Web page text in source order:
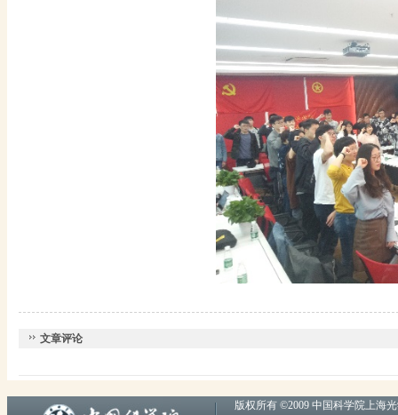
文章评论
版权所有 ©2009 中国科学院上海